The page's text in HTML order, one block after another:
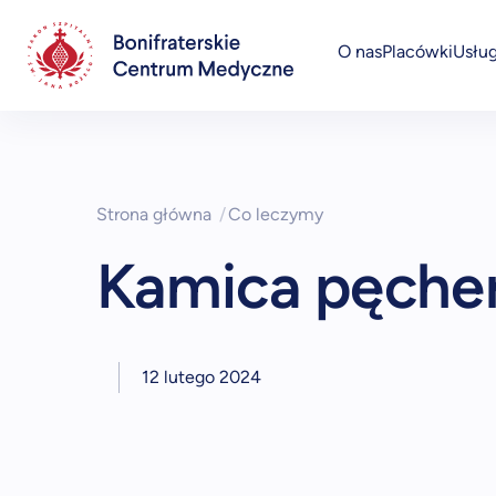
O nasPlacówki
Strona główna /Co leczymy
Kamica
12 lutego 2024